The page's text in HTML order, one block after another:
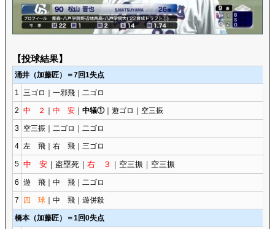
【投球結果】
涌井（加藤匠）＝7回1失点
1 三ゴロ｜一邪飛｜二ゴロ
2 中 ２ ｜ 中 安｜ 中犠①｜遊ゴロ｜空三振
3 空三振｜二ゴロ｜二ゴロ
4 左 飛｜右 飛｜三ゴロ
5 中 安｜盗塁死｜ 右 ３ ｜空三振｜空三振
6 遊 飛｜中 飛｜二ゴロ
7 四 球｜中 飛｜遊併殺
橋本（加藤匠）＝1回0失点